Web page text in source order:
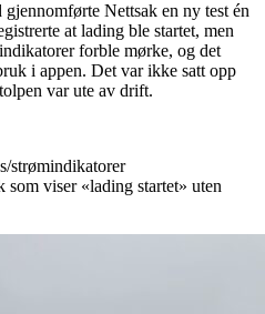
Nettsak en ny test én
at lading ble startet, men
forble mørke, og det
i appen. Det var ikke satt opp
var ute av drift.
strømindikatorer
som viser «lading startet» uten